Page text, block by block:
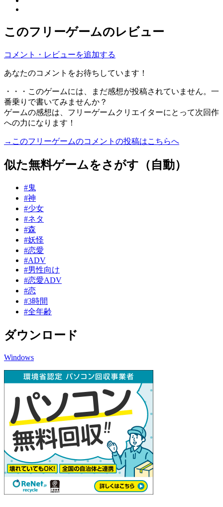
このフリーゲームのレビュー
コメント・レビューを追加する
あなたのコメントをお待ちしています！
・・・このゲームには、まだ感想が投稿されていません。一
番乗りで書いてみませんか？
ゲームの感想は、フリーゲームクリエイターにとって次回作
への力になります！
→このフリーゲームのコメントの投稿はこちらへ
似た無料ゲームをさがす（自動）
#鬼
#神
#少女
#ネタ
#森
#妖怪
#恋愛
#ADV
#男性向け
#恋愛ADV
#恋
#3時間
#全年齢
ダウンロード
Windows